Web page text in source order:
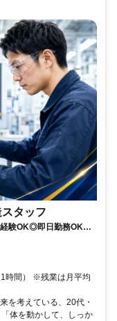
タッフ
経験OK◎即日勤務OK！
時間） ※残業は月平均
を考えている、20代・
体を動かして、しっか